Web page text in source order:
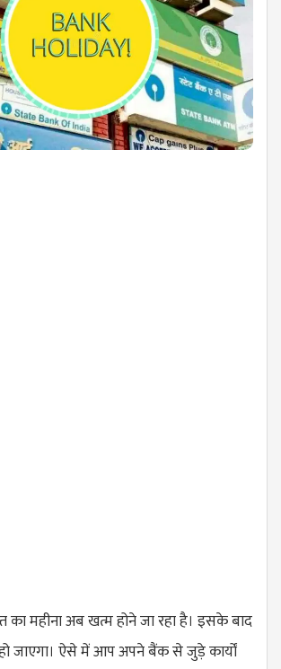
का महीना अब खत्म होने जा रहा है। इसके बाद
जाएगा। ऐसे में आप अपने बैंक से जुड़े कार्यों